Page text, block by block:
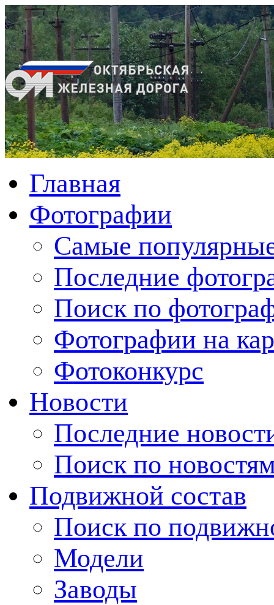
Главная
Фотографии
Cамые
Последние
Поиск по
Фотографии на
Фотоконкурс
Новости
Последние
Поиск по
Подвижной состав
Поиск по
Модели
Заводы